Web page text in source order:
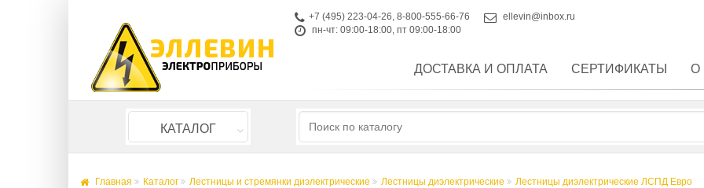
+7 (495) 223-04-26, 8-800-555-66-76
ellevin@inbox.ru
пн-чт: 09:00-18:00, пт 09:00-18:00
ДОСТАВКА И ОПЛАТА СЕРТИФИКАТЫ О
КАТАЛОГ
Главная Каталог Лестницы и стремянки диэлектрические Лестницы диэлектрические
Лестницы диэлектрические ЛСПД Евро